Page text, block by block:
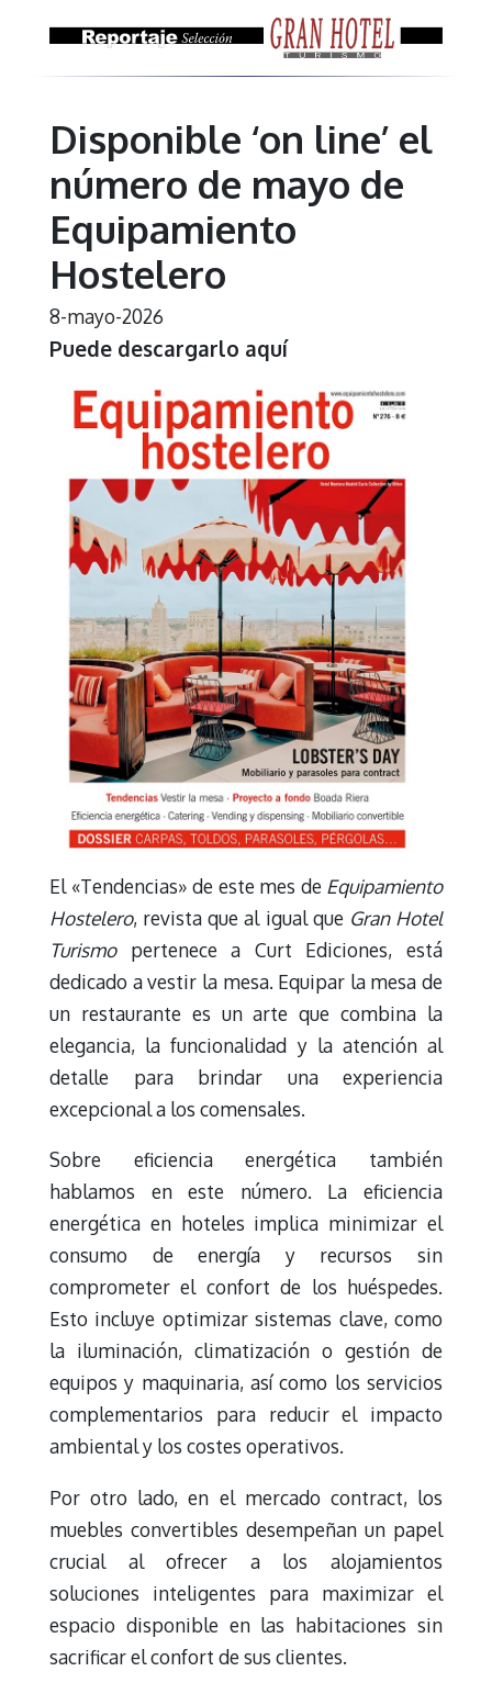
Disponible ‘on line’ el
número de mayo de
Equipamiento
Hostelero
8-mayo-2026
Puede descargarlo aquí
El «Tendencias» de este mes de Equipamiento
Hostelero, revista que al igual que Gran Hotel
Turismo pertenece a Curt Ediciones, está
dedicado a vestir la mesa. Equipar la mesa de
un restaurante es un arte que combina la
elegancia, la funcionalidad y la atención al
detalle para brindar una experiencia
excepcional a los comensales.
Sobre eficiencia energética también
hablamos en este número. La eficiencia
energética en hoteles implica minimizar el
consumo de energía y recursos sin
comprometer el confort de los huéspedes.
Esto incluye optimizar sistemas clave, como
la iluminación, climatización o gestión de
equipos y maquinaria, así como los servicios
complementarios para reducir el impacto
ambiental y los costes operativos.
Por otro lado, en el mercado contract, los
muebles convertibles desempeñan un papel
crucial al ofrecer a los alojamientos
soluciones inteligentes para maximizar el
espacio disponible en las habitaciones sin
sacrificar el confort de sus clientes.